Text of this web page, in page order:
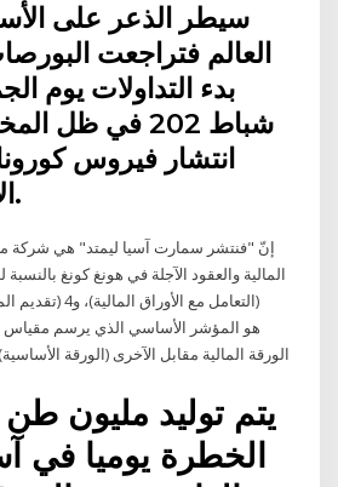
سيطر الذعر على
العالم فتراجعت
شباط 202 في
انتشار فيروس
الاقتصاد العالمي.
إنّ "فنتشر سمارت آسيا ليمتد" هي شركة
(التعامل مع
الورقة المالية مقابل الآخرى (الورقة
يتم توليد مليون
الخطرة يوميا في